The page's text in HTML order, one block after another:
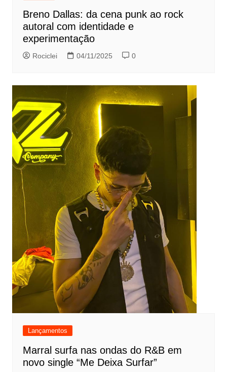
Breno Dallas: da cena punk ao rock
autoral com identidade e
experimentação
Rociclei 04/11/2025 0
Lançamentos
Marral surfa nas ondas do R&B em
novo single “Me Deixa Surfar”